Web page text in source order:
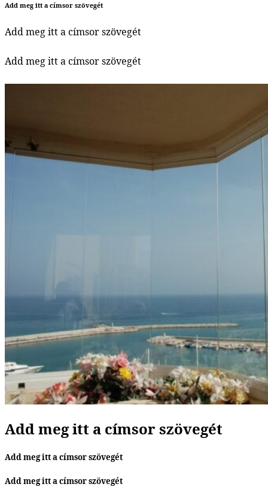
Add meg itt a címsor szövegét
Add meg itt a címsor szövegét
Add meg itt a címsor szövegét
Add meg itt a címsor szövegét
Add meg itt a címsor szövegét
Add meg itt a címsor szövegét